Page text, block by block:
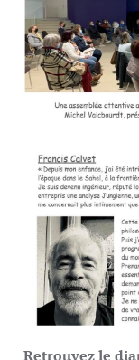
Retrouvez le